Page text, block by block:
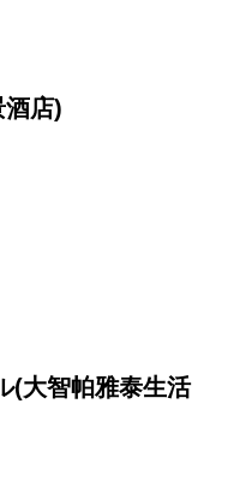
店)
(大智帕雅泰生活